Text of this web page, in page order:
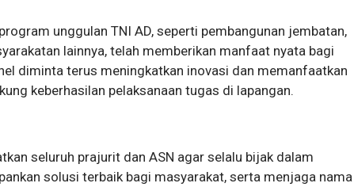
unggulan TNI AD, seperti pembangunan jembatan,
lainnya, telah memberikan manfaat nyata bagi
diminta terus meningkatkan inovasi dan memanfaatkan
keberhasilan pelaksanaan tugas di lapangan.
seluruh prajurit dan ASN agar selalu bijak dalam
solusi terbaik bagi masyarakat, serta menjaga nama